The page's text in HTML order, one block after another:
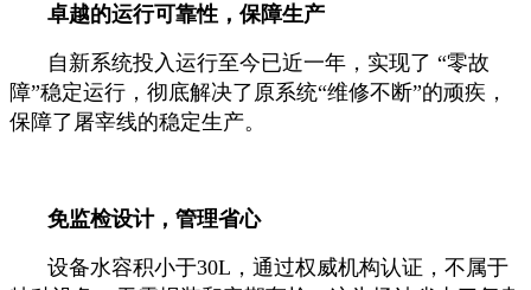
卓越的运行可靠性，保障生产
自新系统投入运行至今已近一年，实现了 “零故
障”稳定运行，彻底解决了原系统“维修不断”的顽疾，
保障了屠宰线的稳定生产。
免监检设计，管理省心
设备水容积小于30L，通过权威机构认证，不属于